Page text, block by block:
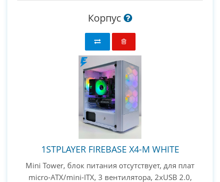
Корпус
1STPLAYER FIREBASE X4-M WHITE
Mini Tower, блок питания отсутствует, для плат
micro-ATX/mini-ITX, 3 вентилятора, 2xUSB 2.0,